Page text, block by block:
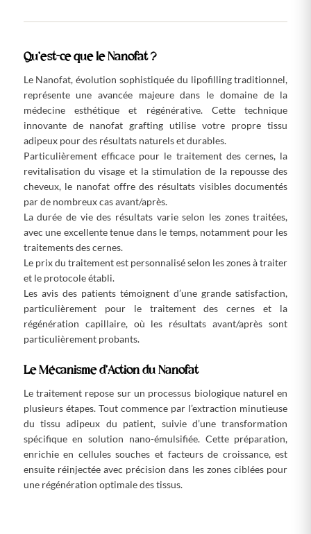
Qu’est-ce que le Nanofat ?
Le Nanofat, évolution sophistiquée du lipofilling traditionnel,
représente une avancée majeure dans le domaine de la
médecine esthétique et régénérative. Cette technique
innovante de nanofat grafting utilise votre propre tissu
adipeux pour des résultats naturels et durables.
Particulièrement efficace pour le traitement des cernes, la
revitalisation du visage et la stimulation de la repousse des
cheveux, le nanofat offre des résultats visibles documentés
par de nombreux cas avant/après.
La durée de vie des résultats varie selon les zones traitées,
avec une excellente tenue dans le temps, notamment pour les
traitements des cernes.
Le prix du traitement est personnalisé selon les zones à traiter
et le protocole établi.
Les avis des patients témoignent d’une grande satisfaction,
particulièrement pour le traitement des cernes et la
régénération capillaire, où les résultats avant/après sont
particulièrement probants.
Le Mécanisme d’Action du Nanofat
Le traitement repose sur un processus biologique naturel en
plusieurs étapes. Tout commence par l’extraction minutieuse
du tissu adipeux du patient, suivie d’une transformation
spécifique en solution nano-émulsifiée. Cette préparation,
enrichie en cellules souches et facteurs de croissance, est
ensuite réinjectée avec précision dans les zones ciblées pour
une régénération optimale des tissus.